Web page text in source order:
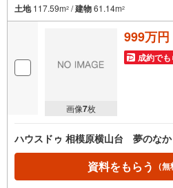
土地117.59m2 /建物61.14m2
画像7枚
999万円
成約でも
ハウスドゥ 相模原横山台 夢のな
資料をもらう （無